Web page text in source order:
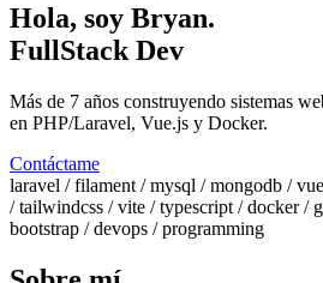
Hola, soy Bryan.
FullStack Dev
Más de 7 años construyendo sistemas
en PHP/Laravel, Vue.js y Docker.
Contáctame
laravel / filament / mysql / mongodb /
/ tailwindcss / vite / typescript / docker /
bootstrap / devops / programming